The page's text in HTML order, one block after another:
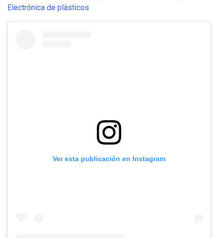
Electrónica de plásticos
Ver esta publicación en Instagram